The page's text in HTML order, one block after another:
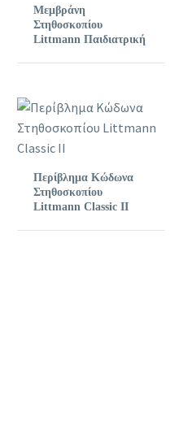
Μεμβράνη
Στηθοσκοπίου
Littmann Παιδιατρική
Περίβλημα Κώδωνα
Στηθοσκοπίου
Littmann Classic II